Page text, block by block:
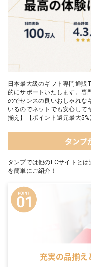
日本最大級のギフト専門通販
的にサポートいたします。専
のでセンスの良いおしゃれな
いるのでネットでも安心して
揃え】【ポイント還元最大5%
タンプ
タンプでは他のECサイトと
を簡単にご紹介！
充実の品揃え